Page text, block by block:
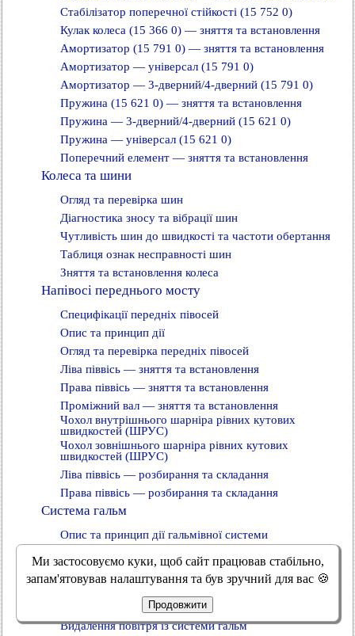
Стабілізатор поперечної стійкості (15 752 0)
Кулак колеса (15 366 0) — зняття та встановлення
Амортизатор (15 791 0) — зняття та встановлення
Амортизатор — універсал (15 791 0)
Амортизатор — 3-дверний/4-дверний (15 791 0)
Пружина (15 621 0) — зняття та встановлення
Пружина — 3-дверний/4-дверний (15 621 0)
Пружина — універсал (15 621 0)
Поперечний елемент — зняття та встановлення
Колеса та шини
Огляд та перевірка шин
Діагностика зносу та вібрації шин
Чутливість шин до швидкості та частоти обертання
Таблиця ознак несправності шин
Зняття та встановлення колеса
Напівосі переднього мосту
Специфікації передніх півосей
Опис та принцип дії
Огляд та перевірка передніх півосей
Ліва піввісь — зняття та встановлення
Права піввісь — зняття та встановлення
Проміжний вал — зняття та встановлення
Чохол внутрішнього шарніра рівних кутових
швидкостей (ШРУС)
Чохол зовнішнього шарніра рівних кутових
швидкостей (ШРУС)
Ліва піввісь — розбирання та складання
Права піввісь — розбирання та складання
Система гальм
Опис та принцип дії гальмівної системи
Таблиця ознак несправності гальмівної системи
Pinpoint-тести гальмівної системи
Перевірка елементів гальмівної системи
Видалення повітря із системи гальм
Ми застосовуємо куки, щоб сайт працював стабільно,
запам'ятовував налаштування та був зручний для вас 🍪
Продовжити